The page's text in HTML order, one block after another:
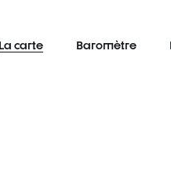
La carte Baromètre